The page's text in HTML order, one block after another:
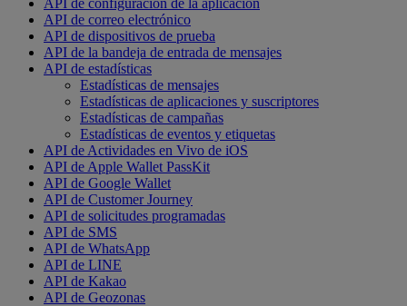
API de correo electrónico
API de dispositivos de prueba
API de la bandeja de entrada de mensajes
API de estadísticas
Estadísticas de mensajes
Estadísticas de aplicaciones y suscriptores
Estadísticas de campañas
Estadísticas de eventos y etiquetas
API de Actividades en Vivo de iOS
API de Apple Wallet PassKit
API de Google Wallet
API de Customer Journey
API de solicitudes programadas
API de SMS
API de WhatsApp
API de LINE
API de Kakao
API de Geozonas